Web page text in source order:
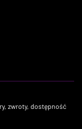
zwroty, dostępność